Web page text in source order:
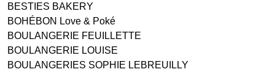
BESTIES BAKERY
BOHÉBON Love & Poké
BOULANGERIE FEUILLETTE
BOULANGERIE LOUISE
BOULANGERIES SOPHIE LEBREUILLY